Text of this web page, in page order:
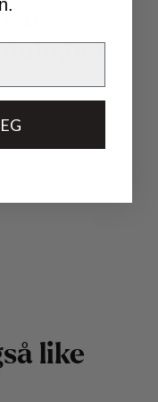
nologier
så like